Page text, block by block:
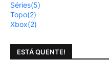
Séries(5)
Topo(2)
Xbox(2)
ESTÁ QUENTE!